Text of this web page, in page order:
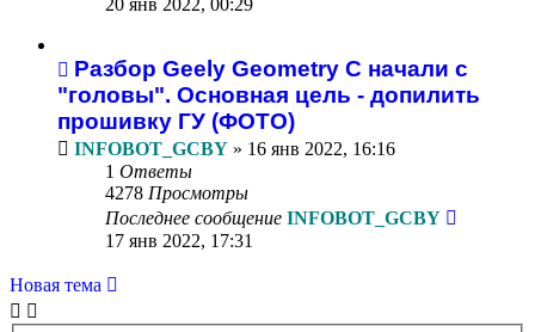
20 янв 2022, 00:29
Разбор Geely Geometry C начали с
"головы". Основная цель - допилить
прошивку ГУ (ФОТО)
INFOBOT_GCBY » 16 янв 2022, 16:16
1 Ответы
4278 Просмотры
Последнее сообщение INFOBOT_GCBY
17 янв 2022, 17:31
Новая тема